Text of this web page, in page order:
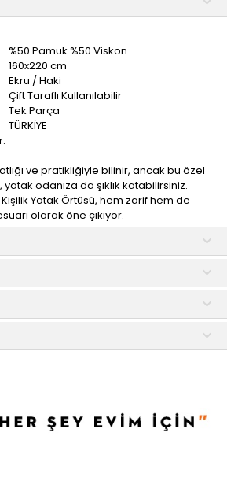
%50 Pamuk %50 Viskon
160x220 cm
Ekru / Haki
Çift Taraflı Kullanılabilir
Tek Parça
TÜRKİYE
ve pratikliğiyle bilinir, ancak bu özel
odanıza da şıklık katabilirsiniz.
Yatak Örtüsü, hem zarif hem de
olarak öne çıkıyor.
malzemelerden üretilmiştir. Yumuşak
sizi anında rahatlatır. Ayrıca, yatak
derece dayanıklıdır, böylece uzun
devirde atılabilir.
satışlar için belirlenmiştir. Toplu alımlar
ve uygun bulunmayan siparişler